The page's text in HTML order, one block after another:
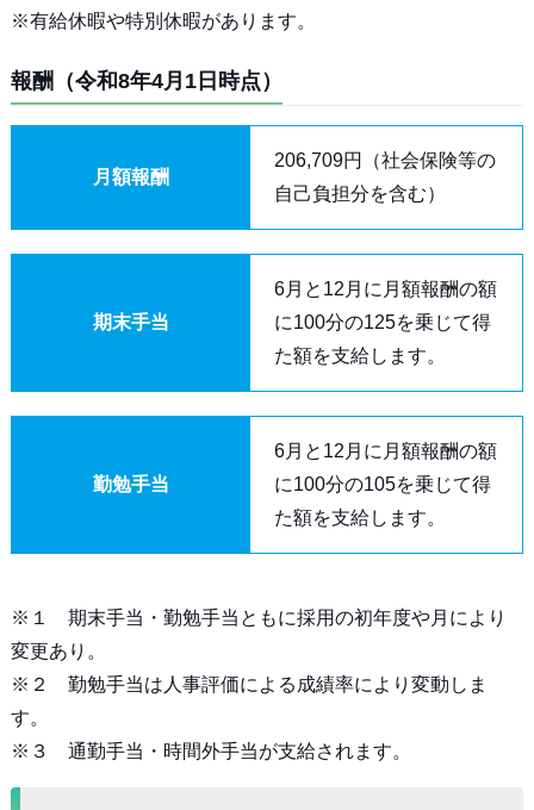
※有給休暇や特別休暇があります。
報酬（令和8年4月1日時点）
月額報酬
206,709円（社会保険等の
自己負担分を含む）
期末手当
6月と12月に月額報酬の額
に100分の125を乗じて得
た額を支給します。
勤勉手当
6月と12月に月額報酬の額
に100分の105を乗じて得
た額を支給します。
※１ 期末手当・勤勉手当ともに採用の初年度や月により
変更あり。
※２ 勤勉手当は人事評価による成績率により変動しま
す。
※３ 通勤手当・時間外手当が支給されます。